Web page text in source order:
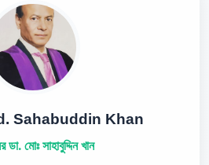
Sahabuddin Khan
মোঃ সাহাবুদ্দিন খান